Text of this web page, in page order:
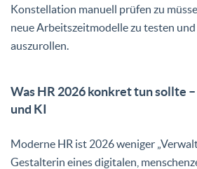
Konstellation manuell prüfen zu
neue Arbeitszeitmodelle zu testen
auszurollen.
Was HR 2026 konkret tun sollte
und KI
Moderne HR ist 2026 weniger
Gestalterin eines digitalen,